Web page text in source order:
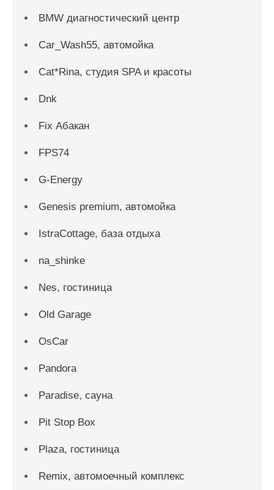
BMW диагностический центр
Car_Wash55, автомойка
Cat*Rina, студия SPA и красоты
Dnk
Fix Абакан
FPS74
G-Energy
Genesis premium, автомойка
IstraCottage, база отдыха
na_shinke
Nes, гостиница
Old Garage
OsCar
Pandora
Paradise, сауна
Pit Stop Box
Plaza, гостиница
Remix, автомоечный комплекс